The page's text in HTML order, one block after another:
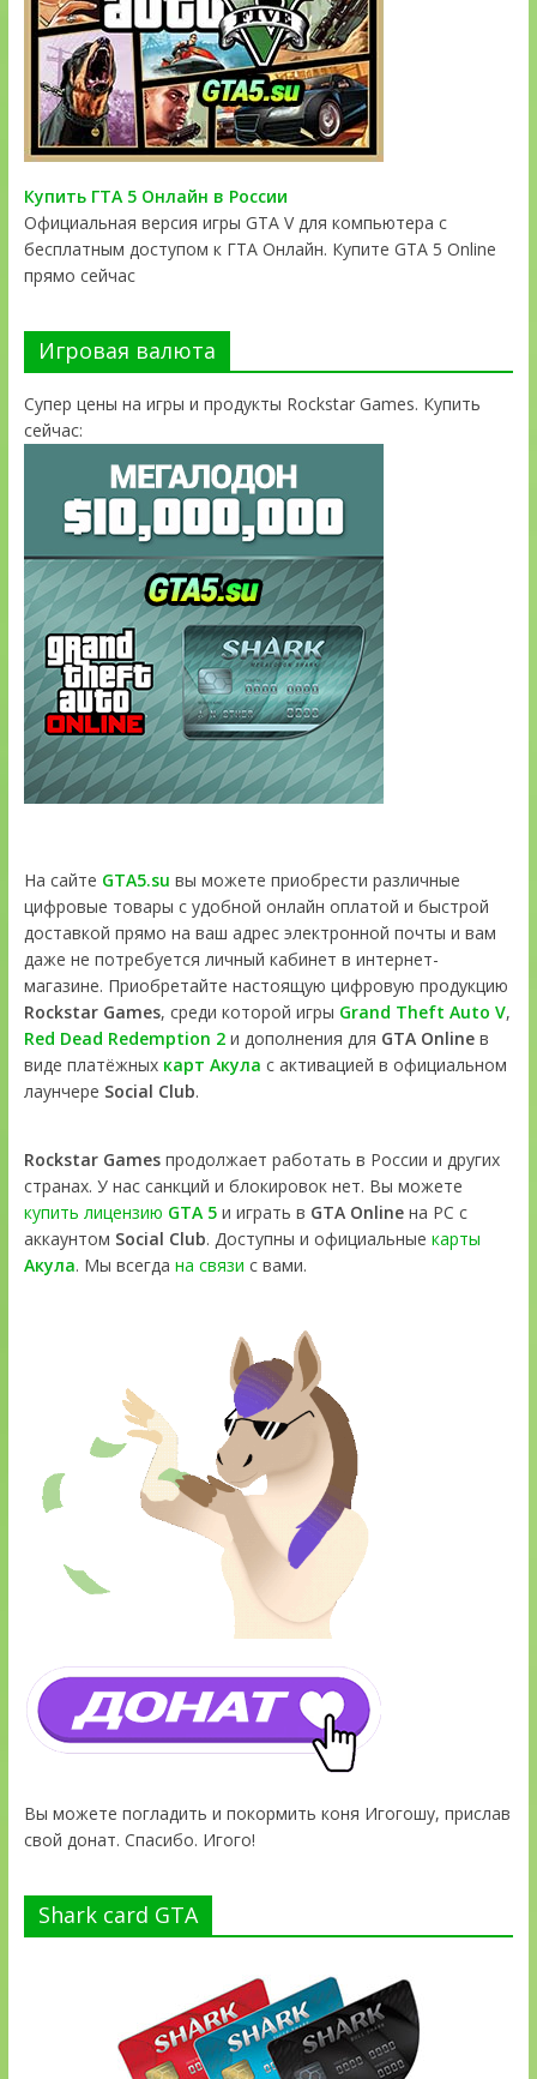
Купить ГТА 5 Онлайн в России
Официальная версия игры GTA V для компьютера с
бесплатным доступом к ГТА Онлайн. Купите GTA 5 Online
прямо сейчас
Игровая валюта
Супер цены на игры и продукты Rockstar Games. Купить
сейчас:
На сайте GTA5.su вы можете приобрести различные
цифровые товары с удобной онлайн оплатой и быстрой
доставкой прямо на ваш адрес электронной почты и вам
даже не потребуется личный кабинет в интернет-
магазине. Приобретайте настоящую цифровую продукцию
Rockstar Games, среди которой игры Grand Theft Auto V,
Red Dead Redemption 2и дополнения для GTA Onlineв
виде платёжных карт Акула с активацией в официальном
лаунчере Social Club.
Rockstar Gamesпродолжает работать в России и других
странах. У нас санкций и блокировок нет. Вы можете
купить лицензию GTA 5и играть в GTA Onlineна PC с
аккаунтом Social Club. Доступны и официальные карты
Акула. Мы всегда на связи с вами.
Вы можете погладить и покормить коня Игогошу, прислав
свой донат. Спасибо. Игого!
Shark card GTA